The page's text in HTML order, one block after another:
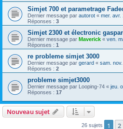
Simjet 700 et parametrage
Dernier message par autorot « mer. avr.
Réponses : 3
Simjet 2300 et électronic
Dernier message par Maverick « ven.
Réponses : 1
re probleme simjet 3000
Dernier message par gerard « sam.
Réponses : 2
probleme simjet3000
Dernier message par Looping-74 « jeu.
Réponses : 17
Nouveau sujet
26 sujets 1 2